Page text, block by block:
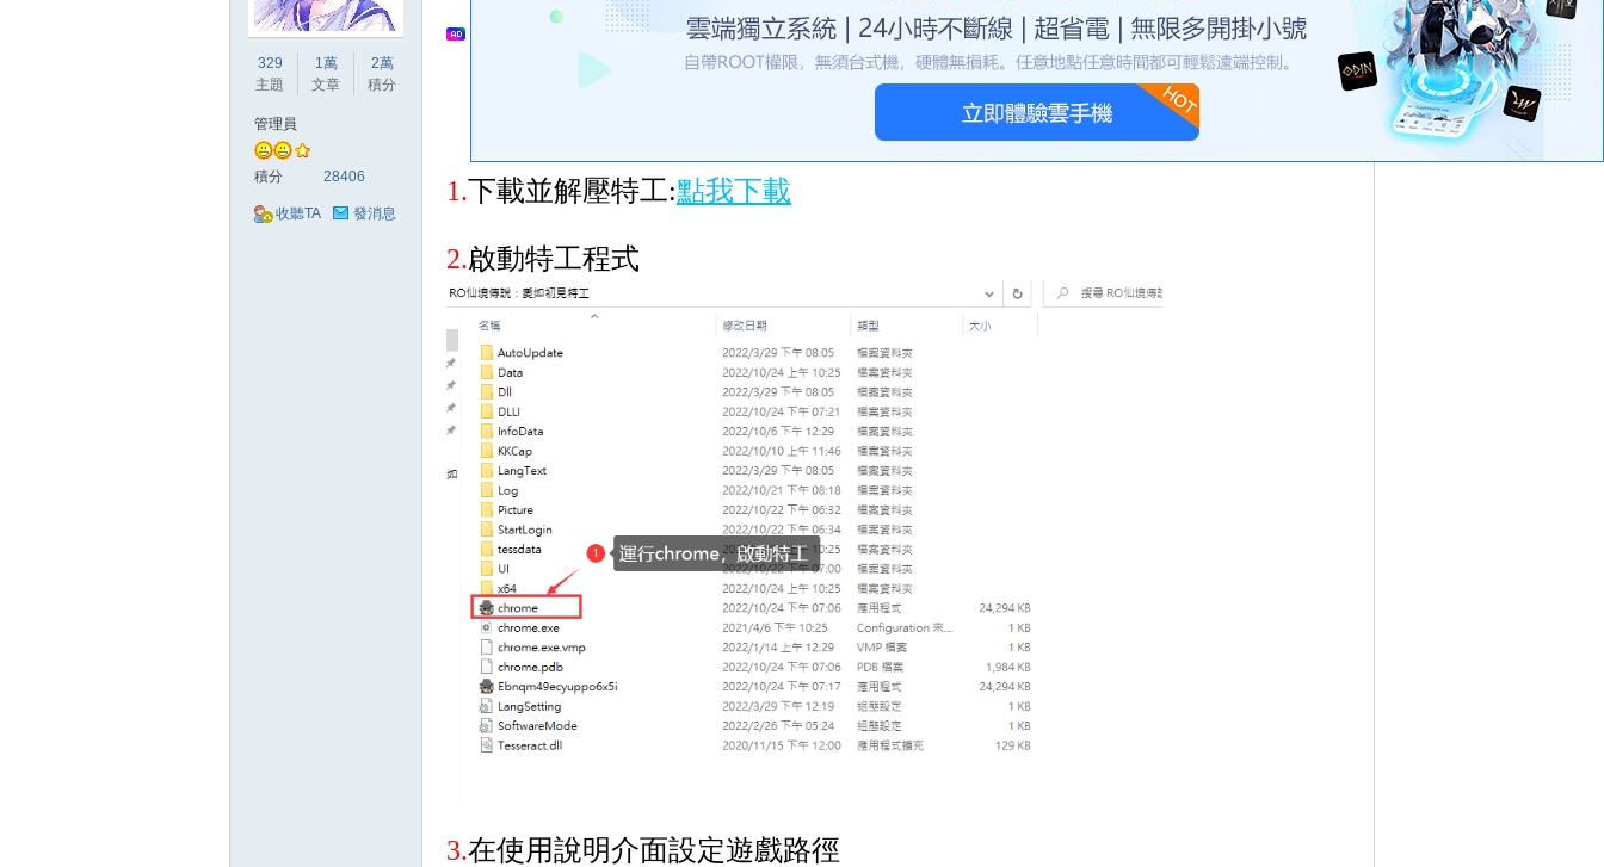
329
主題
1萬
文章
2萬
積分
管理員
積分 28406
收聽TA 發消息
1.下載並解壓特工:點我下載
2.啟動特工程式
3.在使用說明介面設定遊戲路徑